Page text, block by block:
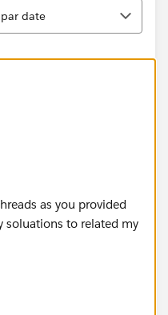
date
as you provided
soluations to related my